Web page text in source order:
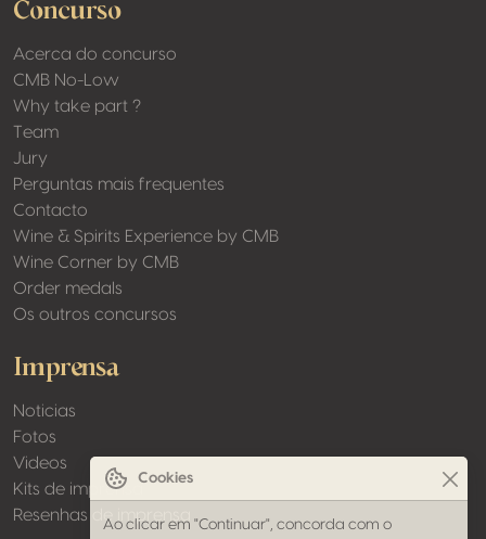
Concurso
Acerca do concurso
CMB No-Low
Why take part ?
Team
Jury
Perguntas mais frequentes
Contacto
Wine & Spirits Experience by CMB
Wine Corner by CMB
Order medals
Os outros concursos
Imprensa
Noticias
Fotos
Videos
Kits de imprensa
Resenhas de imprensa
Cookies
Ao clicar em "Continuar", concorda com o